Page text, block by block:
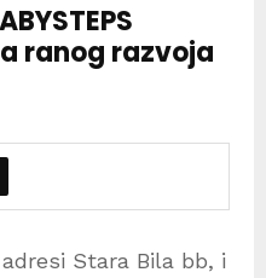
ranog razvoja
Stara Bila bb, i